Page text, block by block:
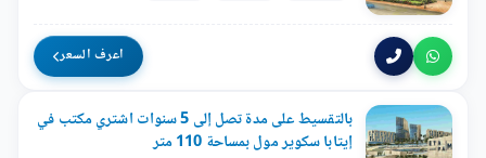
اعرف السعر
بالتقسيط على مدة تصل إلى 5 سنوات اشتري مكتب في
إيتابا سكوير مول بمساحة 110 متر